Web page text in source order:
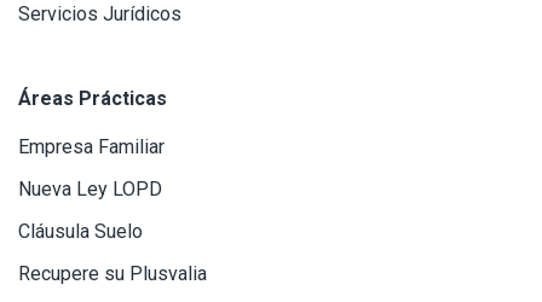
Servicios Jurídicos
Áreas Prácticas
Empresa Familiar
Nueva Ley LOPD
Cláusula Suelo
Recupere su Plusvalia